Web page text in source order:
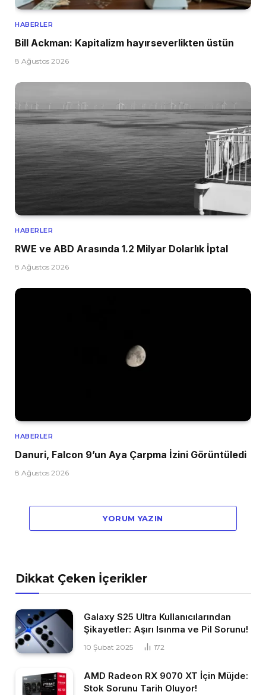
HABERLER
Bill Ackman: Kapitalizm hayırseverlikten üstün
8 Ağustos 2026
HABERLER
RWE ve ABD Arasında 1.2 Milyar Dolarlık İptal
8 Ağustos 2026
HABERLER
Danuri, Falcon 9’un Aya Çarpma İzini Görüntüledi
8 Ağustos 2026
YORUM YAZIN
Dikkat Çeken İçerikler
Galaxy S25 Ultra Kullanıcılarından
Şikayetler: Aşırı Isınma ve Pil Sorunu!
10 Şubat 2025 172
AMD Radeon RX 9070 XT İçin Müjde:
Stok Sorunu Tarih Oluyor!